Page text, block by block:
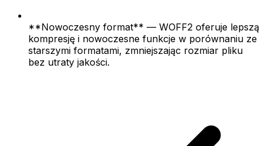
**Nowoczesny format** — WOFF2 oferuje lepszą
kompresję i nowoczesne funkcje w porównaniu ze
starszymi formatami, zmniejszając rozmiar pliku
bez utraty jakości.